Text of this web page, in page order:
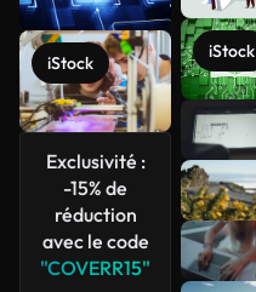
iStock
Exclusivité :
-15% de
réduction
avec le code
"COVERR15"
iStock